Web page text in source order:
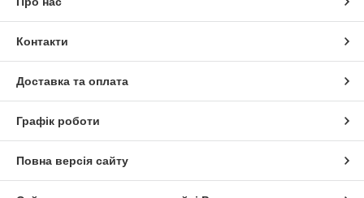
Контакти
Доставка та оплата
Графік роботи
Повна версія сайту